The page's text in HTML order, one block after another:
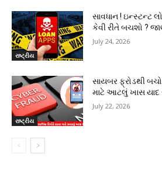
રાષ્ટ્રીય
સાવધાન ! ઇન્સ્ટન્ટ
કેવી રીતે બચશો ?
July 24, 2026
રાષ્ટ્રીય
સાયબર ફ્રોડથી બચો:
માટે આટલું ખાસ યાદ
July 22, 2026